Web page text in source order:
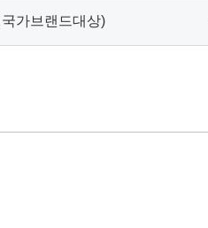
가브랜드대상)